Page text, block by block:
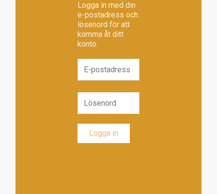
Logga in med din
e-postadress och
lösenord för att
komma åt ditt
konto.